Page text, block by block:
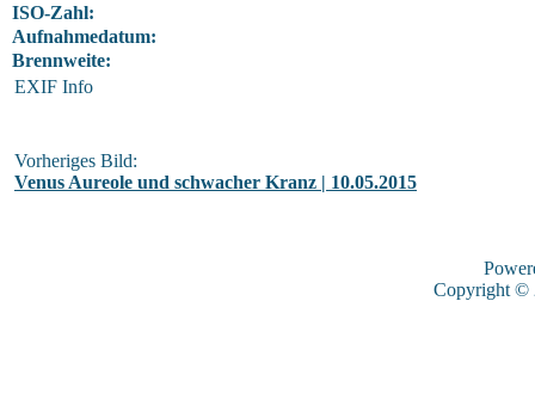
ISO-Zahl:
Aufnahmedatum:
Brennweite:
EXIF Info
Vorheriges Bild:
Venus Aureole und schwacher Kranz | 10.05.2015
Copyright ©